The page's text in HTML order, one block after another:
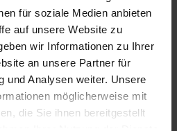
für soziale Medien anbieten
auf unsere Website zu
wir Informationen zu Ihrer
an unsere Partner für
und Analysen weiter. Unsere
möglicherweise mit
die Sie ihnen bereitgestellt